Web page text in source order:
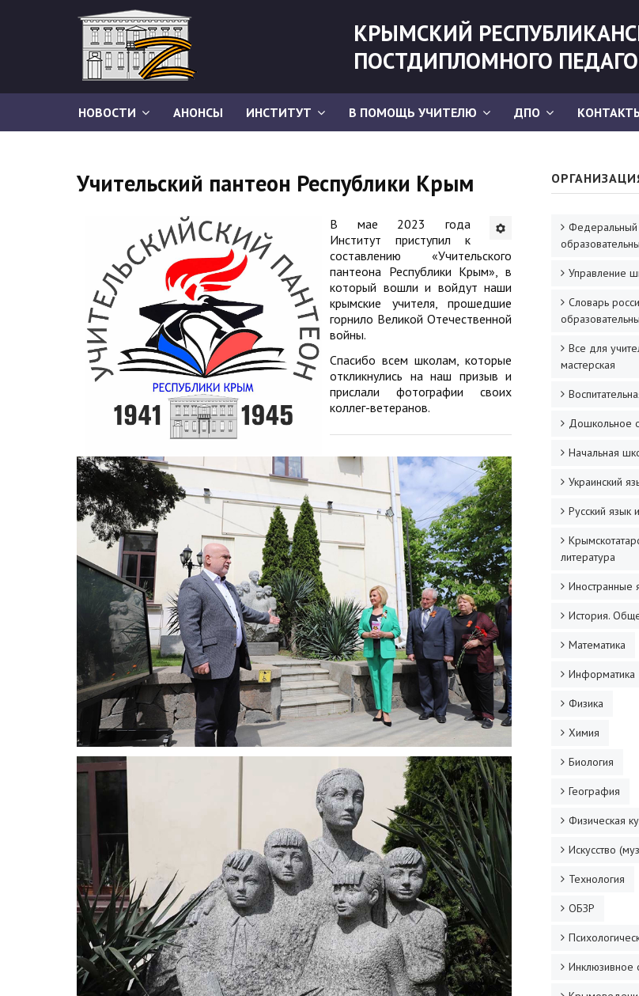
КРЫМСКИЙ
ПОСТДИПЛОМНОГО
НОВОСТИ АНОНСЫ ИНСТИТУТ В ПОМОЩЬ УЧИТЕЛЮ ДПО
Учительский пантеон Республики Крым
В мае 2023 года
Институт приступил к
составлению «Учительского
пантеона Республики Крым», в
который вошли и войдут наши
крымские учителя, прошедшие
горнило Великой Отечественной
войны.
Спасибо всем школам, которые
откликнулись на наш призыв и
прислали фотографии своих
коллег-ветеранов.
Федеральный
Управление
Словарь
Все для
мастерская
Дошкольное
Начальная
Украинский
Русский язык
литература
Иностранные
История.
Математика
Информатика
Физика
Химия
Биология
География
Физическая
Искусство
Технология
ОБЗР
Инклюзивное